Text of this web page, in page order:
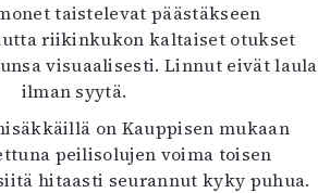
taistelevat päästäkseen
riikinkukon kaltaiset otukset
visuaalisesti. Linnut eivät laula
ilman syytä.
on Kauppisen mukaan
peilisolujen voima toisen
hitaasti seurannut kyky puhua.